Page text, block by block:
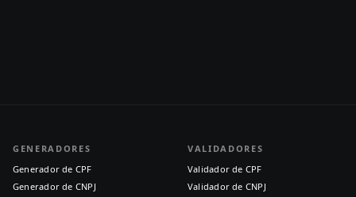
GENERADORES
Generador de CPF
Generador de CNPJ
VALIDADORES
Validador de CPF
Validador de CNPJ